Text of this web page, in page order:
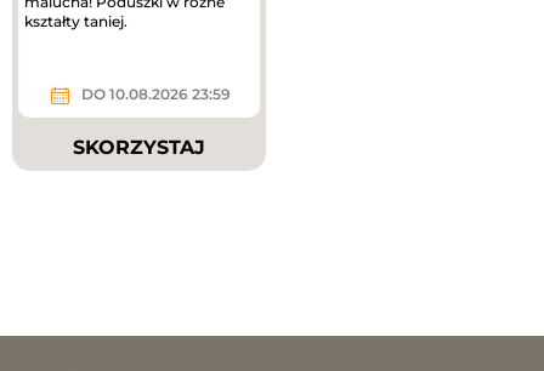
kształty taniej.
DO 10.08.2026 23:59
SKORZYSTAJ